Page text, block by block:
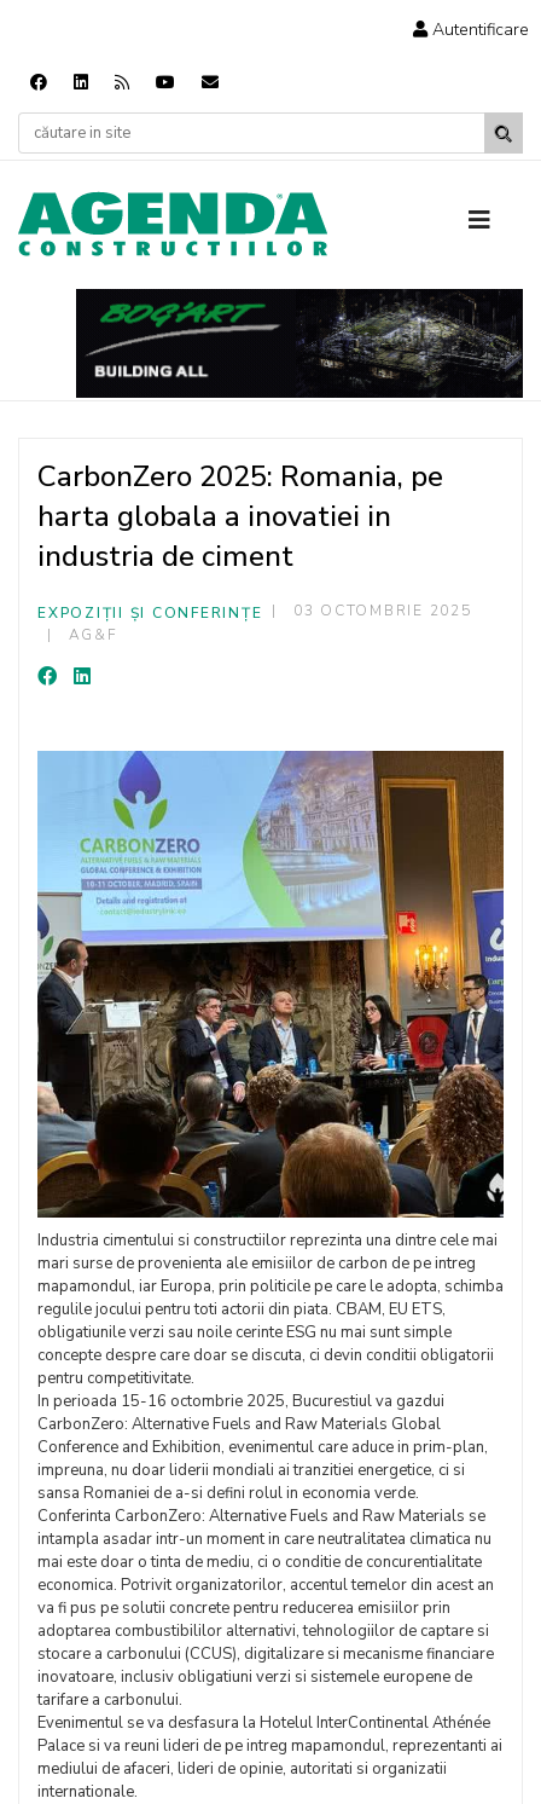
Autentificare
CarbonZero 2025: Romania, pe
harta globala a inovatiei in
industria de ciment
EXPOZIȚII ȘI CONFERINȚE
03 OCTOMBRIE 2025
AG&F
Industria cimentului si constructiilor reprezinta una dintre cele mai
mari surse de provenienta ale emisiilor de carbon de pe intreg
mapamondul, iar Europa, prin politicile pe care le adopta, schimba
regulile jocului pentru toti actorii din piata. CBAM, EU ETS,
obligatiunile verzi sau noile cerinte ESG nu mai sunt simple
concepte despre care doar se discuta, ci devin conditii obligatorii
pentru competitivitate.
In perioada 15-16 octombrie 2025, Bucurestiul va gazdui
CarbonZero: Alternative Fuels and Raw Materials Global
Conference and Exhibition, evenimentul care aduce in prim-plan,
impreuna, nu doar liderii mondiali ai tranzitiei energetice, ci si
sansa Romaniei de a-si defini rolul in economia verde.
Conferinta CarbonZero: Alternative Fuels and Raw Materials se
intampla asadar intr-un moment in care neutralitatea climatica nu
mai este doar o tinta de mediu, ci o conditie de concurentialitate
economica. Potrivit organizatorilor, accentul temelor din acest an
va fi pus pe solutii concrete pentru reducerea emisiilor prin
adoptarea combustibililor alternativi, tehnologiilor de captare si
stocare a carbonului (CCUS), digitalizare si mecanisme financiare
inovatoare, inclusiv obligatiuni verzi si sistemele europene de
tarifare a carbonului.
Evenimentul se va desfasura la Hotelul InterContinental Athénée
Palace si va reuni lideri de pe intreg mapamondul, reprezentanti ai
mediului de afaceri, lideri de opinie, autoritati si organizatii
internationale.